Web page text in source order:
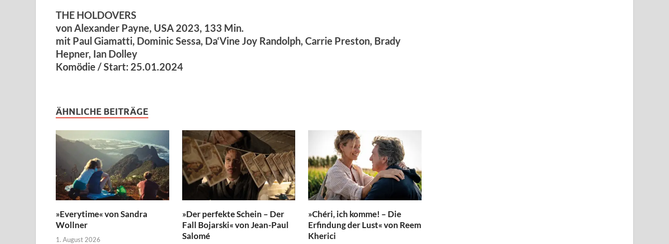
THE HOLDOVERS
von Alexander Payne, USA 2023, 133 Min.
mit Paul Giamatti, Dominic Sessa, Da‘Vine Joy Randolph, Carrie Preston, Brady
Hepner, Ian Dolley
Komödie / Start: 25.01.2024
ÄHNLICHE BEITRÄGE
»Everytime« von Sandra
Wollner
1. August 2026
»Der perfekte Schein – Der
Fall Bojarski« von Jean-Paul
Salomé
»Chéri, ich komme! – Die
Erfindung der Lust« von Reem
Kherici